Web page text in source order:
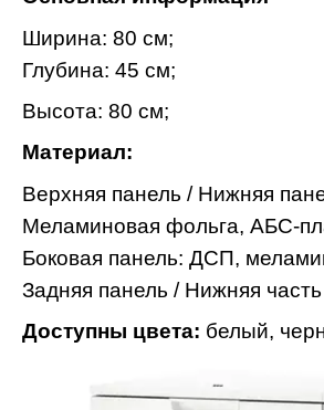
Ширина: 80 см;
Глубина: 45 см;
Высота: 80 см;
Материал:
Верхняя панель / Нижняя
Меламиновая фольга, АБС-
Боковая панель: ДСП,
Задняя панель / Нижняя
Доступны цвета: белый,